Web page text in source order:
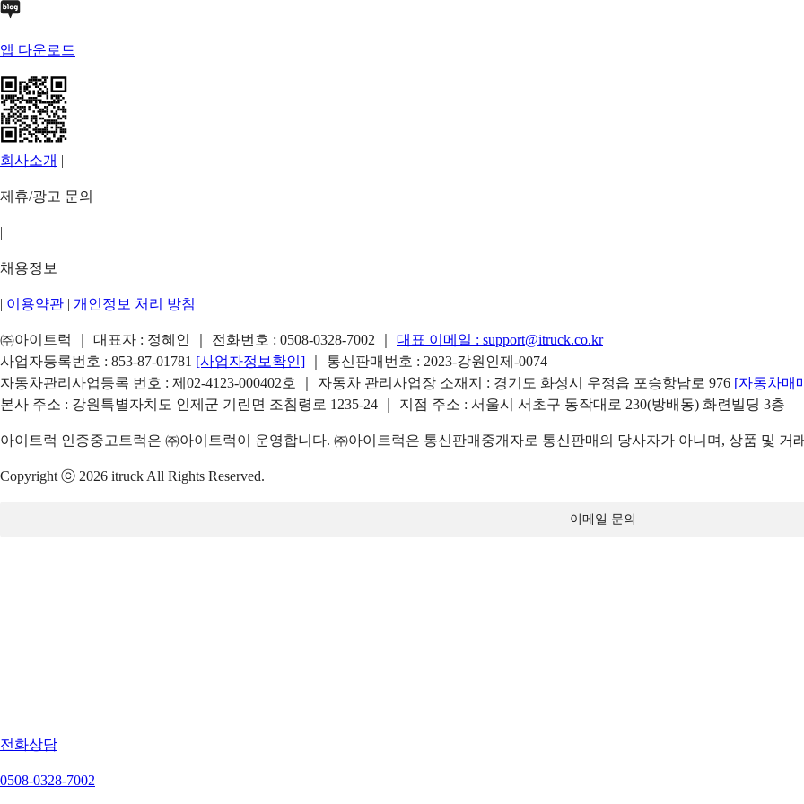
앱 다운로드
회사소개 |
제휴/광고 문의
|
채용정보
| 이용약관 | 개인정보 처리 방침
㈜아이트럭 ｜ 대표자 : 정혜인 ｜ 전화번호 : 0508-0328-7002 대표 이메일 : support@itruck.co.kr
사업자등록번호 : 853-87-01781 [사업자정보확인]
｜ 통신판매번호 : 2023-강원인제-0074
자동차관리사업등록 번호 : 제02-4123-000402호 ｜ 자동차 관리사업장 소재지 : 경기도 화성시 우정읍 포승항남로 976 [자동차매
본사 주소 : 강원특별자치도 인제군 기린면 조침령로 1235-24 ｜ 지점 주소 : 서울시 서초구 동작대로 230(방배동) 화련빌딩 3층
아이트럭 인증중고트럭은 ㈜아이트럭이 운영합니다. ㈜아이트럭은 통신판매중개자로 통신판매의 당사자가 아니며, 상품 및 거
Copyright ⓒ 2026 itruck All Rights Reserved.
이메일 문의
전화상담
0508-0328-7002